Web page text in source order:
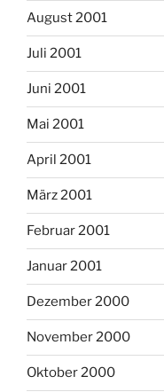
August 2001
Juli 2001
Juni 2001
Mai 2001
April 2001
März 2001
Februar 2001
Januar 2001
Dezember 2000
November 2000
Oktober 2000